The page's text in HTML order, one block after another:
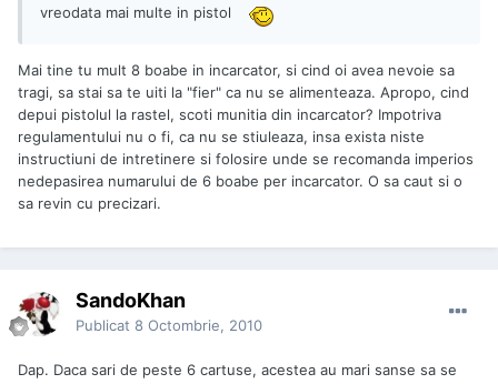
vreodata mai multe in pistol
Mai tine tu mult 8 boabe in incarcator, si cind oi avea nevoie sa
tragi, sa stai sa te uiti la "fier" ca nu se alimenteaza. Apropo, cind
depui pistolul la rastel, scoti munitia din incarcator? Impotriva
regulamentului nu o fi, ca nu se stiuleaza, insa exista niste
instructiuni de intretinere si folosire unde se recomanda imperios
nedepasirea numarului de 6 boabe per incarcator. O sa caut si o
sa revin cu precizari.
SandoKhan
Publicat 8 Octombrie, 2010
Dap. Daca sari de peste 6 cartuse, acestea au mari sanse sa se